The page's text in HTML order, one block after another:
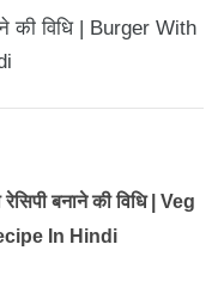
की विधि | Burger With
बनाने की विधि | Veg
In Hindi